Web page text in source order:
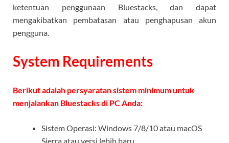
ketentuan penggunaan Bluestacks, dan dapat
mengakibatkan pembatasan atau penghapusan akun
pengguna.
System Requirements
Berikut adalah persyaratan sistem minimum untuk
menjalankan Bluestacks di PC Anda:
Sistem Operasi: Windows 7/8/10 atau macOS
Sierra atau versi lebih baru.